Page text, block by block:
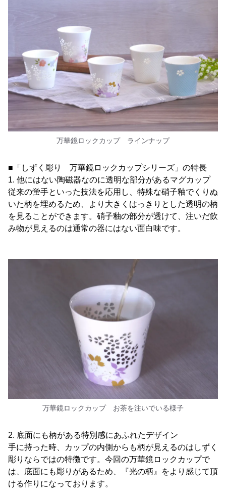
万華鏡ロックカップ ラインナップ
■「しずく彫り 万華鏡ロックカップシリーズ」の特長
1. 他にはない陶磁器なのに透明な部分があるマグカップ
従来の蛍手といった技法を応用し、特殊な硝子釉でくりぬ
いた柄を埋めるため、より大きくはっきりとした透明の柄
を見ることができます。硝子釉の部分が透けて、注いだ飲
み物が見えるのは通常の器にはない面白味です。
万華鏡ロックカップ お茶を注いでいる様子
2. 底面にも柄がある特別感にあふれたデザイン
手に持った時、カップの内側からも柄が見えるのはしずく
彫りならではの特徴です。今回の万華鏡ロックカップで
は、底面にも彫りがあるため、『光の柄』をより感じて頂
ける作りになっております。